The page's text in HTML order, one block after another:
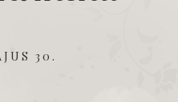
30.